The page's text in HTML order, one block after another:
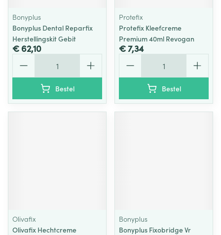
Bonyplus
Bonyplus Dental Reparfix
Herstellingskit Gebit
€ 62,10
Bestel
Protefix
Protefix Kleefcreme
Premium 40ml Revogan
€ 7,34
Bestel
Olivafix
Olivafix Hechtcreme
Bonyplus
Bonyplus Fixobridge Vr